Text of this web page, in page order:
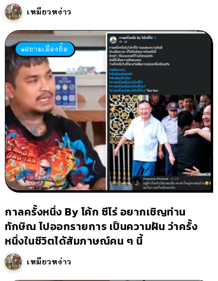
เหมียวหง่าว
สยามเมืองยิ้ม
กาลครั้งหนึ่ง By โค้ก ซีโร่ อยากเชิญท่าน
ทักษิณ ไปออกรายการ เป็นความฝัน ว่าครั้ง
หนึ่งในชีวิตได้สัมภาษณ์คน ๆ นี้
เหมียวหง่าว